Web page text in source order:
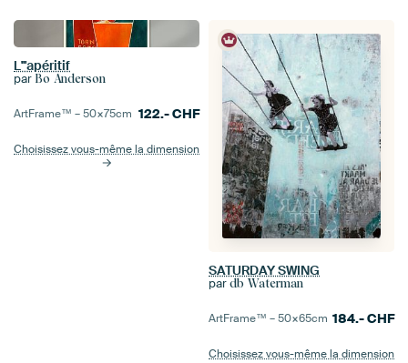
L'''apéritif
par Bo Anderson
ArtFrame™ –50×75cm 122.-CHF
Choisissez vous-même la dimension
SATURDAY SWING
par db Waterman
ArtFrame™ –50×65cm 184.-CHF
Choisissez vous-même la dimension